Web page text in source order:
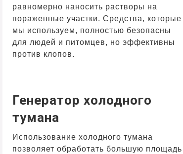
равномерно наносить растворы на
пораженные участки. Средства, которые
мы используем, полностью безопасны
для людей и питомцев, но эффективны
против клопов.
Генератор холодного
тумана
Использование холодного тумана
позволяет обработать большую площадь